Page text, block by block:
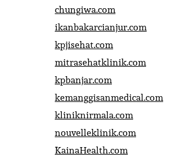
chungiwa.com
ikanbakarcianjur.com
kpjisehat.com
mitrasehatklinik.com
kpbanjar.com
kemanggisanmedical.com
kliniknirmala.com
nouvelleklinik.com
KainaHealth.com